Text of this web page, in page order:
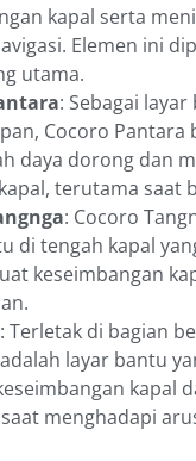
kapal serta
Elemen ini
utama.
: Sebagai
Cocoro Pantara
daya dorong dan
terutama saat
: Cocoro
di tengah kapal
keseimbangan
: Terletak di bagian
layar bantu
kapal
menghadapi